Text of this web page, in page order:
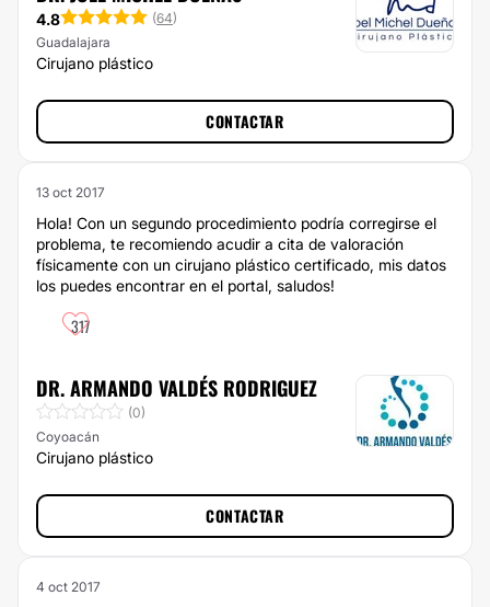
4.8 (64)
Guadalajara
Cirujano plástico
CONTACTAR
13 oct 2017
Hola! Con un segundo procedimiento podría corregirse el
problema, te recomiendo acudir a cita de valoración
físicamente con un cirujano plástico certificado, mis datos
los puedes encontrar en el portal, saludos!
317
DR. ARMANDO VALDÉS RODRIGUEZ
(0)
Coyoacán
Cirujano plástico
CONTACTAR
4 oct 2017